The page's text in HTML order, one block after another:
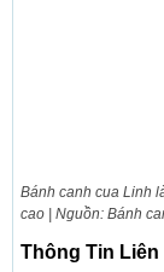
Bánh canh cua Linh
cao | Nguồn: Bánh
Thông Tin Liên